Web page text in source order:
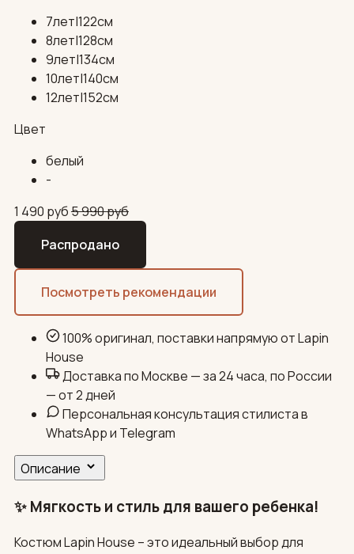
7лет|122см
8лет|128см
9лет|134см
10лет|140см
12лет|152см
Цвет
белый
-
1 490 руб5 990руб
Распродано
Посмотреть рекомендации
100% оригинал, поставки напрямую от Lapin
House
Доставка по Москве — за 24 часа, по России
— от 2 дней
Персональная консультация стилиста в
WhatsApp и Telegram
Описание
✨ Мягкость и стиль для вашего ребенка!
Костюм Lapin House – это идеальный выбор для